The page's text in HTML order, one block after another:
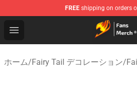
FREE shipping on orders
Open menu
Fairy Tail Store - Official Fairy
ホーム/Fairy Tail デコレーション/